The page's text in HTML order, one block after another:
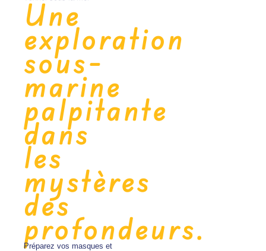
Une
exploration
sous-
marine
palpitante
dans
les
mystères
des
profondeurs.
Préparez vos masques et